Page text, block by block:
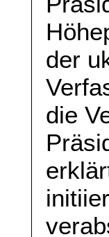
der
die